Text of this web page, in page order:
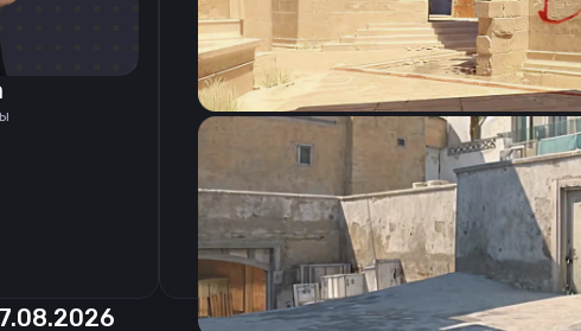
CSGO-5MsTe-j8vyb-H5LRD-VzWRS-